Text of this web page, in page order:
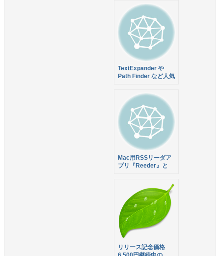
TextExpander や
Path Finder など人気
Macs が87%オフの
$29.99で販売中！
Mac用RSSリーダア
プリ『Reeder』と
ます！ローカルRSS
にも対応予定か
リリース記念価格